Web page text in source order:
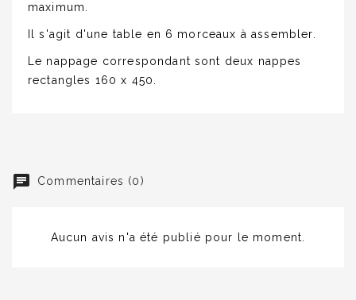
maximum.
Il s'agit d'une table en 6 morceaux à assembler.
Le nappage correspondant sont deux nappes
rectangles 160 x 450.
Commentaires (0)
Aucun avis n'a été publié pour le moment.